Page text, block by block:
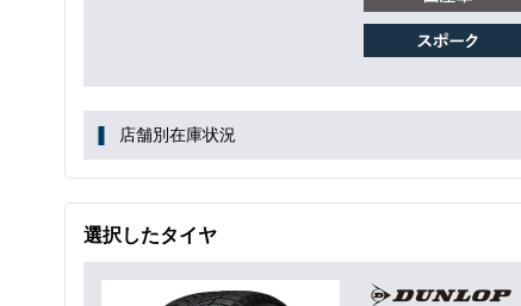
店舗別在庫状況
選択したタイヤ